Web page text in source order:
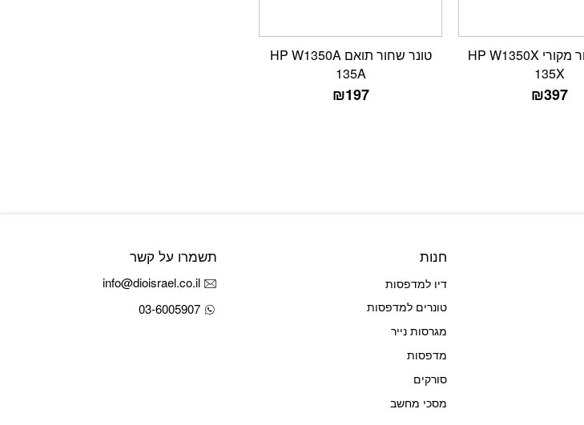
טונר שחור מקורי HP W1350X
135X
₪397
טונר שחור תואם HP W1350A
135A
₪197
חנות
דיו למדפסות
טונרים למדפסות
מגרסות נייר
מדפסות
סורקים
מסכי מחשב
תשמרו על קשר
info@dioisrael.co.il
03-6005907